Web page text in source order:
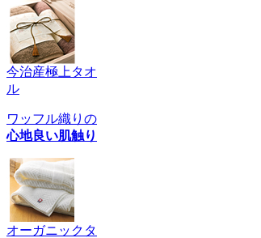
今治産極上タオ
ル
ワッフル織りの
心地良い肌触り
オーガニックタ